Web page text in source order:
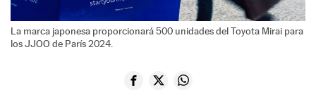
La marca japonesa proporcionará 500 unidades del Toyota Mirai para
los JJOO de París 2024.